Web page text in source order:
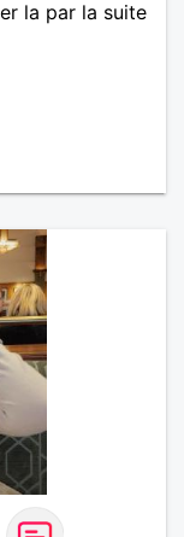
la par la suite